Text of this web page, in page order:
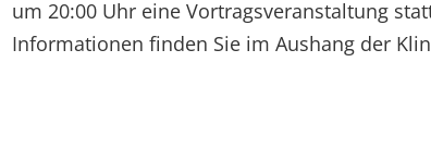
um 20:00 Uhr eine Vortragsveranstaltung
Informationen finden Sie im Aushang der